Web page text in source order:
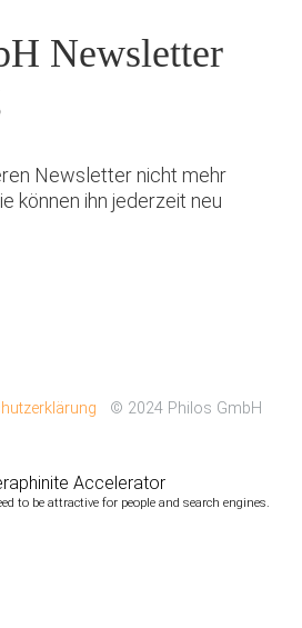
Newsletter
Newsletter nicht mehr
können ihn jederzeit neu
© 2024 Philos GmbH
Accelerator
to be attractive for people and search engines.